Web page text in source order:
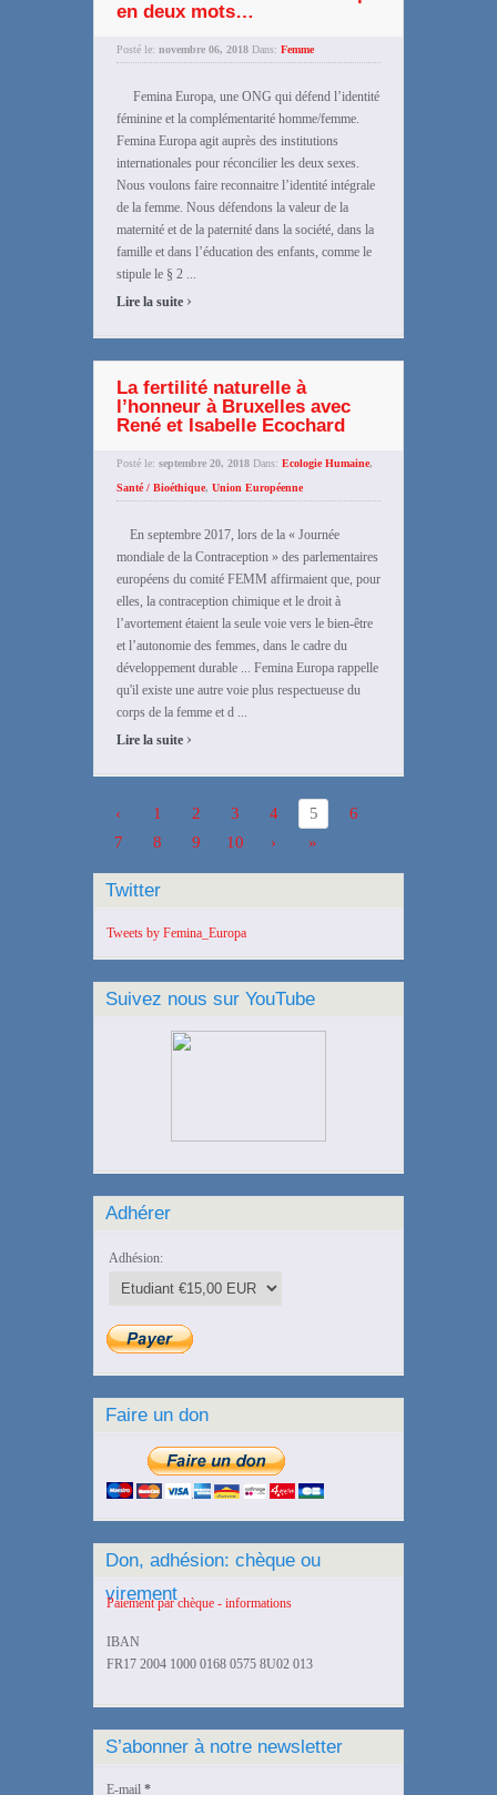
en deux mots…
Posté le: novembre 06, 2018 Dans: Femme
Femina Europa, une ONG qui défend l’identité
féminine et la complémentarité homme/femme.
Femina Europa agit auprès des institutions
internationales pour réconcilier les deux sexes.
Nous voulons faire reconnaitre l’identité intégrale
de la femme. Nous défendons la valeur de la
maternité et de la paternité dans la société, dans la
famille et dans l’éducation des enfants, comme le
stipule le § 2 ...
Lire la suite ›
La fertilité naturelle à
l’honneur à Bruxelles avec
René et Isabelle Ecochard
Posté le: septembre 20, 2018 Dans: Ecologie Humaine,
Santé / Bioéthique, Union Européenne
En septembre 2017, lors de la « Journée
mondiale de la Contraception » des parlementaires
européens du comité FEMM affirmaient que, pour
elles, la contraception chimique et le droit à
l’avortement étaient la seule voie vers le bien-être
et l’autonomie des femmes, dans le cadre du
développement durable ... Femina Europa rappelle
qu'il existe une autre voie plus respectueuse du
corps de la femme et d ...
Lire la suite ›
‹ 1 2 3 4 5
6
7
8 9 10 › »
Twitter
Tweets by Femina_Europa
Suivez nous sur YouTube
Adhérer
Adhésion:
Faire un don
Don, adhésion: chèque ou
virement
Paiement par chèque - informations
IBAN
FR17 2004 1000 0168 0575 8U02 013
S’abonner à notre newsletter
E-mail *